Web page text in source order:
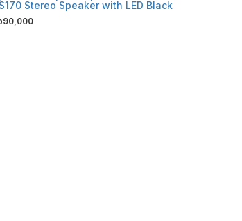
Stereo Speaker with LED Black
90,000